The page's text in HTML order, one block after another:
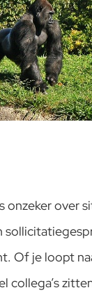
onzeker over
Of je loopt
collega’s